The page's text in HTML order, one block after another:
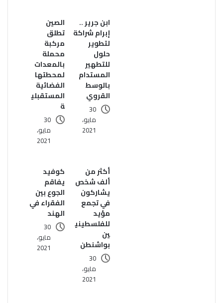
ابن جرير ..
إبرام شراكة
لتطوير
حلول
للتطهير
المستدام
بالوسط
القروي
30
مايو،
2021
الصين
تطلق
مركبة
محملة
بالمعدات
لمحطتها
الفضائية
المستقبلي
ة
30
مايو،
2021
أكثر من
ألف شخص
يشاركون
في تجمع
مؤيد
للفلسطيني
ين
بواشنطن
30
مايو،
2021
كوفيد
يفاقم
الجوع بين
الفقراء في
الهند
30
مايو،
2021